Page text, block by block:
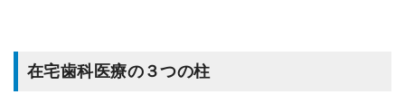
在宅歯科医療の３つの柱